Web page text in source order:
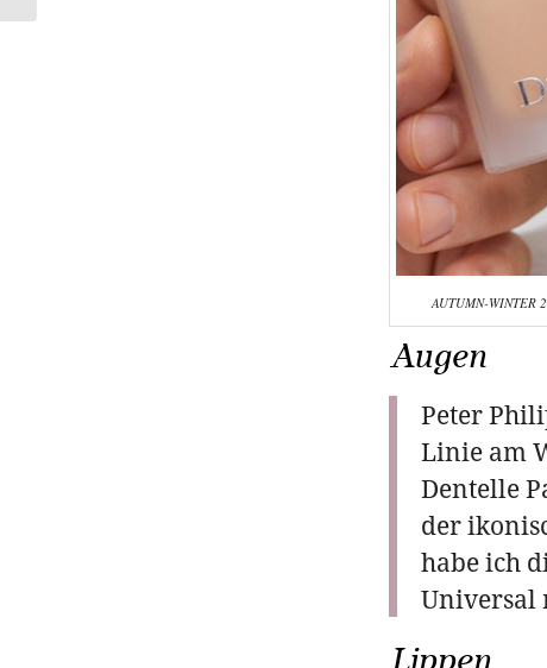
AUTUMN-WINTER
Augen
Peter
Linie am
Dentelle
der
habe ich
Universal